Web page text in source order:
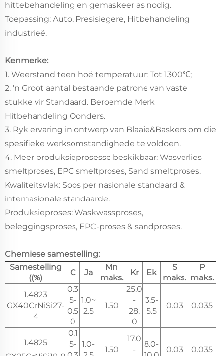
hittebehandeling en gemaskeer as nodig.
Toepassing: Auto, Presisiegere, Hitbehandeling
industrieë.
Kenmerke:
1. Weerstand teen hoë temperatuur: Tot 1300℃;
2. 'n Groot aantal bestaande patrone van vaste
stukke vir Standaard. Beroemde Merk
Hitbehandeling Oonders.
3. Ryk ervaring in ontwerp van Blaaie&Baskers om die
spesifieke werksomstandighede te voldoen.
4. Meer produksieprosesse beskikbaar: Wasverlies
smeltproses, EPC smeltproses, Sand smeltproses.
Kwaliteitsvlak: Soos per nasionale standaard &
internasionale standaarde.
Produksieproses: Waskwassproses,
beleggingsproses, EPC-proses & sandproses.
Chemiese samestelling:
Samestelling
((%)
C Ja
Mn
maks.
Kr Ek
S
maks.
P
maks.
1.4823
GX40CrNiSi27-
4
0.3
5-
0.5
0
1.0~
2.5
1.50
25.0
-
28.
0
3.5-
5.5
0.03 0.035
1.4825
0.1
5-
1.0-
1.50
17.0
-
8.0-
0.03 0.035